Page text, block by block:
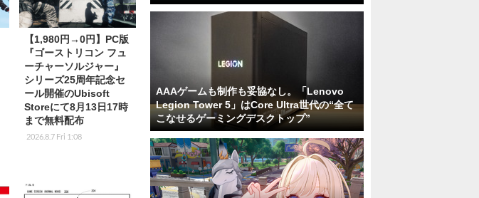
【1,980円→0円】PC版
『ゴーストリコン フュ
ーチャーソルジャー』
シリーズ25周年記念セ
ール開催のUbisoft
Storeにて8月13日17時
まで無料配布
2026.8.7 Fri 1:08
AAAゲームも制作も妥協なし。「Lenovo
Legion Tower 5」はCore Ultra世代の“全て
こなせるゲーミングデスクトップ”